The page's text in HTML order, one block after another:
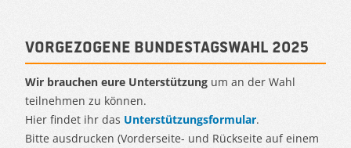
Vorgezogene Bundestagswahl 2025
Wir brauchen eure Unterstützung um an der Wahl
teilnehmen zu können.
Hier findet ihr das Unterstützungsformular.
Bitte ausdrucken (Vorderseite- und Rückseite auf einem